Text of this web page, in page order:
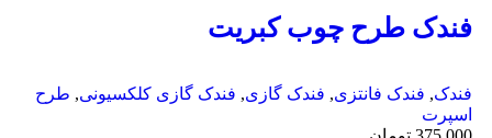
فندک طرح چوب کبریت
فندک, فندک فانتزی, فندک گازی, فندک گازی کلکسیونی, طرح
اسپرت